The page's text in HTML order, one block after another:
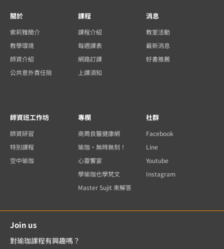
關於
索莉雅簡介
教學環境
師資介紹
公共意外責任險
課程
課程介紹
每週課表
網路訂課
上課須知
消息
教室活動
最新消息
好書推薦
師資班工作坊
師資研習
特別課程
空中瑜珈
專欄
商周良醫健康網
瑜珈・無時無刻！
心靈饗宴
學瑜珈也學梵文
Master Sujit 來解答
社群
Facebook
Line
Youtube
Instagram
Join us
對瑜珈課程有興趣嗎？